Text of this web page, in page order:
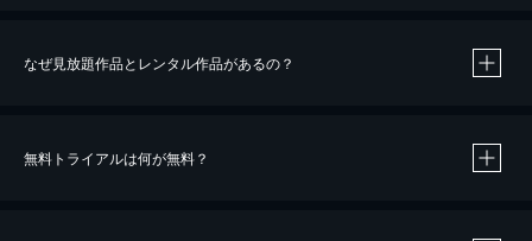
なぜ見放題作品とレンタル作品があるの？
無料トライアルは何が無料？